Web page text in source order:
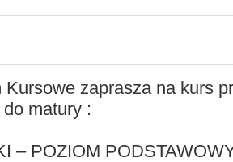
Kursowe zaprasza na kurs
matury :
– POZIOM